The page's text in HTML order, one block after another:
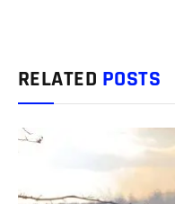
RELATED POSTS